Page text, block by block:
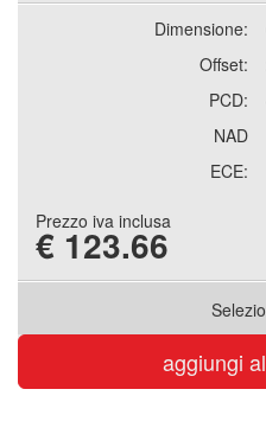
Dimensione:
Offset:
PCD:
NAD
ECE:
Prezzo iva inclusa
€ 123.66
aggiungi